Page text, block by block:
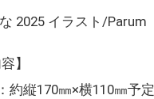
2025 イラスト/Parum
】
約縦170㎜×横110㎜予定